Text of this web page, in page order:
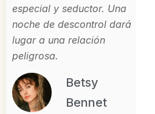
especial y seductor. Una
noche de descontrol dará
lugar a una relación
peligrosa.
Betsy
Bennet